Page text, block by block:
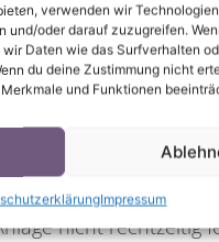
verwenden wir
und/oder darauf zuzugreifen.
Daten wie das Surfverhalten
du deine Zustimmung nicht
und Funktionen
Impressum
in Amerika
statt.
Vielseitigkeitssport
nicht rechtzeitig